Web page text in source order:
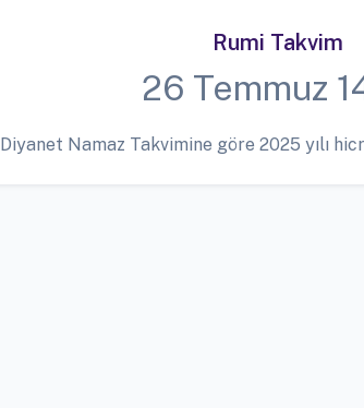
Rumi Takvim
26 Temmuz
Diyanet Namaz Takvimine göre 2025 yılı